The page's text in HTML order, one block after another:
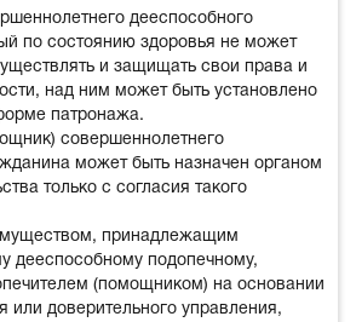
дееспособного
по состоянию здоровья не может
и защищать свои права и
над ним может быть установлено
патронажа.
совершеннолетнего
может быть назначен органом
только с согласия такого
принадлежащим
дееспособному подопечному,
(помощником) на основании
или доверительного управления,